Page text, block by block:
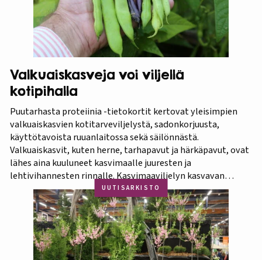
Valkuaiskasveja voi viljellä
kotipihalla
Puutarhasta proteiinia -tietokortit kertovat yleisimpien
valkuaiskasvien kotitarveviljelystä, sadonkorjuusta,
käyttötavoista ruuanlaitossa sekä säilönnästä.
Valkuaiskasvit, kuten herne, tarhapavut ja härkäpavut, ovat
lähes aina kuuluneet kasvimaalle juuresten ja
lehtivihannesten rinnalle. Kasvimaaviljelyn kasvavan
suosion myötä ravitsevien valkuaiskasvien osuutta
viljelykasveina kannattaa korostaa. Puutarhasta proteiinia -
tietokorttisarja on tarkoitettu kotipuutarhureille, jotka
ovat kiinnostuneita lisäämään kasvisproteiinien määrää
lautasellaan. Kotipuutarhassa voi viljellä monia
valkuaiskasveja,…
UUTISARKISTO